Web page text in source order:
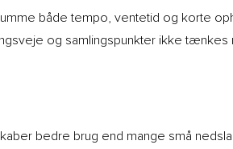
både tempo, ventetid og korte
og samlingspunkter ikke tænkes
bedre brug end mange små